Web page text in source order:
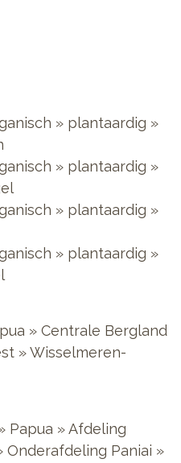
» plantaardig »
» plantaardig »
» plantaardig »
» plantaardig »
» Centrale Bergland
»Wisselmeren-
Papua »Afdeling
Onderafdeling Paniai »